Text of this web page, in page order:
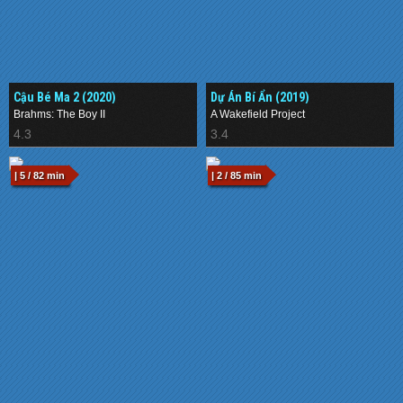
Cậu Bé Ma 2 (2020)
Brahms: The Boy II
4.3
Dự Án Bí Ẩn (2019)
A Wakefield Project
3.4
| 5 / 82 min | 2 / 85 min